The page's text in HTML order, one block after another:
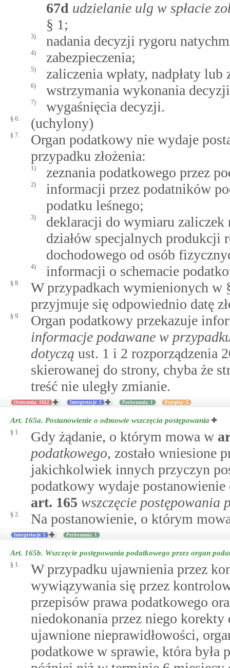
67d udzielanie ulg w spłacie
§ 1;
3) nadania decyzji rygoru
4) zabezpieczenia;
5) zaliczenia wpłaty, nadpłaty
6) wstrzymania wykonania
7) wygaśnięcia decyzji.
§ 6. (uchylony)
§ 7.
Organ podatkowy nie wydaje
przypadku złożenia:
1) zeznania podatkowego przez
2)
informacji przez podatników
podatku leśnego;
3)
deklaracji do wymiaru zaliczek
działów specjalnych produkcji
dochodowego od osób
4) informacji o schemacie
§ 8.
W przypadkach wymienionych w
przyjmuje się odpowiednio datę
§ 9.
Organ podatkowy przekazuje
informacje podawane w
dotyczą ust. 1 i 2 rozporządzenia
skierowanej do strony, chyba że
treść nie uległy zmianie.
Orzeczenia: 1662 Interpretacje: 1 Porównania: 1 Przypisy: 5
Art. 165a. Postanowienie o odmowie wszczęcia postępowania
§ 1. Gdy żądanie, o którym mowa w
podatkowego, zostało wniesione
jakichkolwiek innych przyczyn
podatkowy wydaje
art. 165 wszczęcie postępowania
§ 2. Na postanowienie, o którym
Interpretacje: 1 Porównania: 1
Art. 165b. Wszczęcie postępowania podatkowego przez organ
§ 1.
W przypadku ujawnienia przez
wywiązywania się przez
przepisów prawa podatkowego
niedokonania przez niego
ujawnione nieprawidłowości,
podatkowe w sprawie, która